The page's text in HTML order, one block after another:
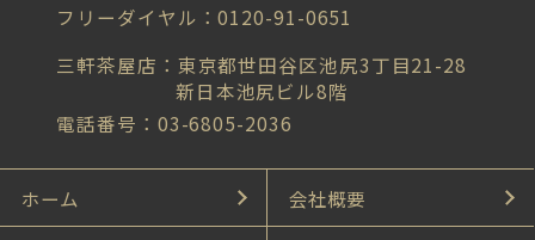
フリーダイヤル：0120-91-0651
三軒茶屋店：東京都世田谷区池尻3丁目21-28
新日本池尻ビル8階
電話番号：03-6805-2036
ホーム 会社概要